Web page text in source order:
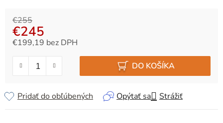
€255
€245
€199,19 bez DPH
DO KOŠÍKA
Opýtať sa Strážiť
Pridať do obľúbených